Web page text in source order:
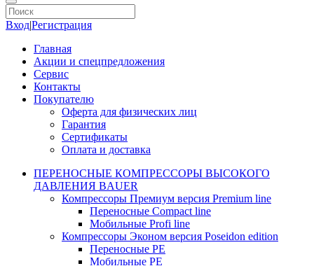
Вход|Регистрация
Главная
Акции и спецпредложения
Сервис
Контакты
Покупателю
Оферта для физических лиц
Гарантия
Сертификаты
Оплата и доставка
ПЕРЕНОСНЫЕ КОМПРЕССОРЫ ВЫСОКОГО
ДАВЛЕНИЯ BAUER
Компрессоры Премиум версия Premium line
Переносные Compact line
Мобильные Profi line
Компрессоры Эконом версия Poseidon edition
Переносные PE
Мобильные PE